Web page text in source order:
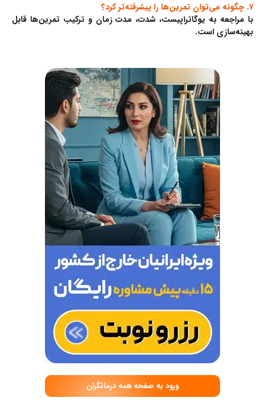
۷. چگونه می‌توان تمرین‌ها را پیشرفته‌تر کرد؟
با مراجعه به یوگاتراپیست، شدت، مدت زمان و ترکیب تمرین‌ها قابل
بهینه‌سازی است.
ورود به صفحه همه درمانگران